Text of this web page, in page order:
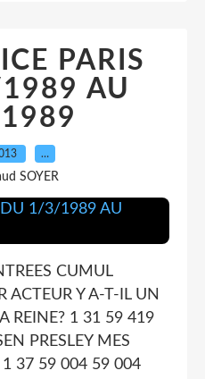
PARIS
AU
…
SOYER
CUMUL
ACTEUR Y A-T-IL UN
REINE? 1 31 59 419
PRESLEY MES
1 37 59 004 59 004